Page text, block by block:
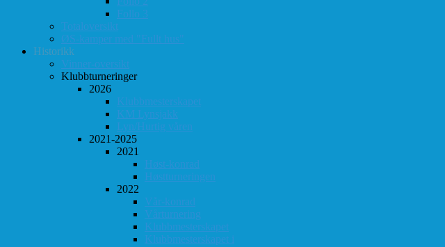
Follo 3
Totaloversikt
ØS-kamper med "Fullt hus"
Historikk
Vinner-oversikt
Klubbturneringer
2026
Klubbmesterskapet
KM Lynsjakk
Lyn/Hurtig våren
2021-2025
2021
Høst-konrad
Høstturneringen
2022
Vår-konrad
Vårturnering
Klubbmesterskapet
Klubbmesterskapet i